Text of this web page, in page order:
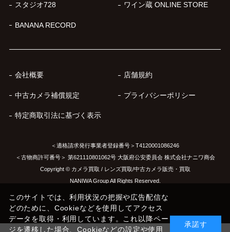
スタジオ728 ワイン蔵 ONLINE STORE
BANANA RECORD
会社概要 店舗規約
中古カメラ補償規定 プライバシーポリシー
特定商取引法に基づく表示
＜適格請求発行事業者登録番号＞T4120001086246
＜古物商許可番号＞ 第621110801062号 大阪府公安委員会 株式会社ナニワ商会
Copyright © カメラ買取 / レンズ買取/中古カメラ販売・買取
NANIWA Group All Rights Reserved.
このサイトでは、利用状況の把握や広告配信な
どのために、Cookieなどを使用してアクセス
データを取得・利用しています。これ以降ペー
ジを遷移した場合、Cookieなどの設定や使用
承諾す